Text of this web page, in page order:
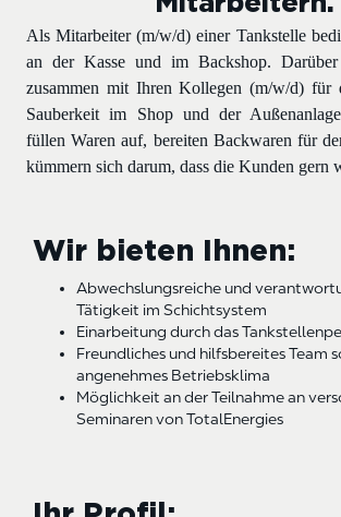
Als Mitarbeiter (m/w/d) einer Tankstelle
an der Kasse und im Backshop.
zusammen mit Ihren Kollegen (m/w/d) für
Sauberkeit im Shop und der
füllen Waren auf, bereiten Backwaren für
kümmern sich darum, dass die Kunden gern
Wir bieten Ihnen:
Abwechslungsreiche und
Tätigkeit im Schichtsystem
Einarbeitung durch das
Freundliches und hilfsbereites Team
angenehmes Betriebsklima
Möglichkeit an der Teilnahme an
Seminaren von TotalEnergies